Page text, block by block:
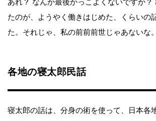
あれ？ なんか最後かっこよくないですか？
たのが、ようやく働きはじめた、くらいの
た。それじゃ、私の前前前世じゃあないな。
各地の寝太郎民話
寝太郎の話は、分身の術を使って、日本各